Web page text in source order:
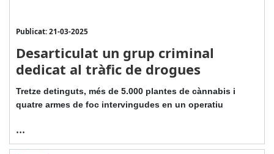
Publicat: 21-03-2025
Desarticulat un grup criminal
dedicat al tràfic de drogues
Tretze detinguts, més de 5.000 plantes de cànnabis i
quatre armes de foc intervingudes en un operatiu
...